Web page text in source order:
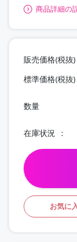
商品詳細の
販売価格(税抜)
標準価格(税抜)
数量
在庫状況
お気に